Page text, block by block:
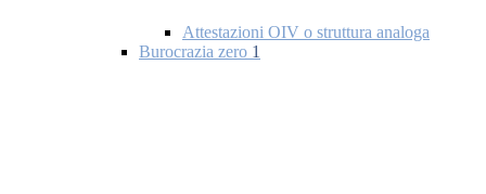
Attestazioni OIV o struttura analoga
Burocrazia zero 1